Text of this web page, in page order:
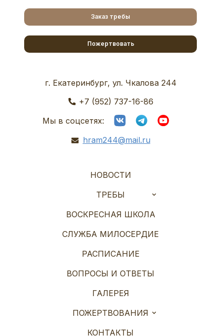
Заказ требы
Пожертвовать
г. Екатеринбург, ул. Чкалова 244
+7 (952) 737-16-86
Мы в соцсетях:
hram244@mail.ru
НОВОСТИ
ТРЕБЫ
ВОСКРЕСНАЯ ШКОЛА
СЛУЖБА МИЛОСЕРДИЕ
РАСПИСАНИЕ
ВОПРОСЫ И ОТВЕТЫ
ГАЛЕРЕЯ
ПОЖЕРТВОВАНИЯ
КОНТАКТЫ